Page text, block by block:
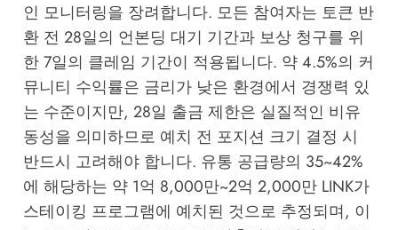
인 모니터링을 장려합니다. 모든 참여자는 토큰 반
환 전 28일의 언본딩 대기 기간과 보상 청구를 위
한 7일의 클레임 기간이 적용됩니다. 약 4.5%의 커
뮤니티 수익률은 금리가 낮은 환경에서 경쟁력 있
는 수준이지만, 28일 출금 제한은 실질적인 비유
동성을 의미하므로 예치 전 포지션 크기 결정 시
반드시 고려해야 합니다. 유통 공급량의 35~42%
에 해당하는 약 1억 8,000만~2억 2,000만 LINK가
스테이킹 프로그램에 예치된 것으로 추정되며, 이